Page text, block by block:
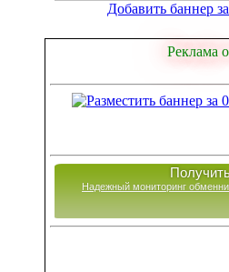
Добавить баннер
Реклама
Надежный мониторинг